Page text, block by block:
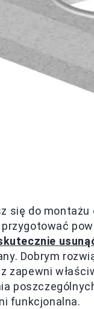
się do
Dobrym
zapewni
funkcjonalna.